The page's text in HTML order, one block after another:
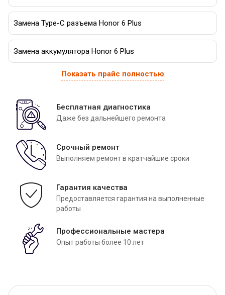
Замена Type-C разъема Honor 6 Plus
Замена аккумулятора Honor 6 Plus
Показать прайс полностью
Бесплатная диагностика
Даже без дальнейшего ремонта
Срочный ремонт
Выполняем ремонт в кратчайшие сроки
Гарантия качества
Предоставляется гарантия на выполненные
работы
Профессиональные мастера
Опыт работы более 10 лет